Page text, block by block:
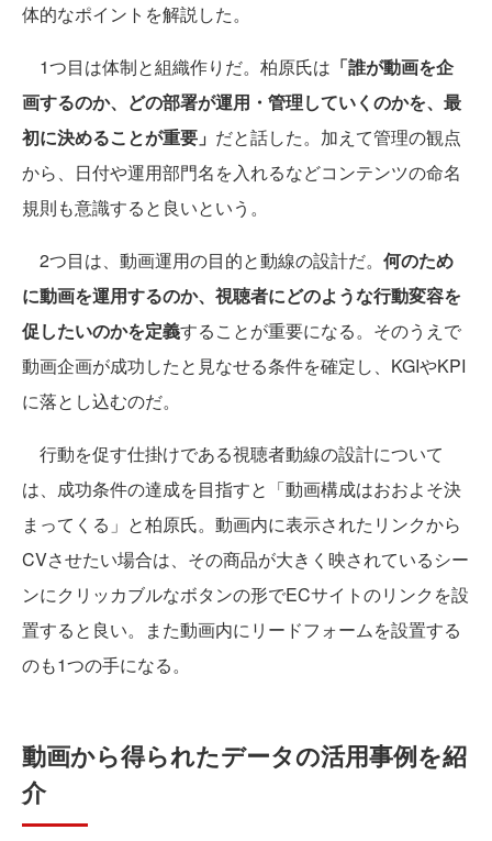
体的なポイントを解説した。
1つ目は体制と組織作りだ。柏原氏は 「誰が動画を企
画するのか、どの部署が運用・管理していくのかを、最
初に決めることが重要」 だと話した。加えて管理の観点
から、日付や運用部門名を入れるなどコンテンツの命名
規則も意識すると良いという。
2つ目は、動画運用の目的と動線の設計だ。 何のため
に動画を運用するのか、視聴者にどのような行動変容を
促したいのかを定義することが重要になる。そのうえで
動画企画が成功したと見なせる条件を確定し、KGIやKPI
に落とし込むのだ。
行動を促す仕掛けである視聴者動線の設計について
は、成功条件の達成を目指すと「動画構成はおおよそ決
まってくる」と柏原氏。動画内に表示されたリンクから
CVさせたい場合は、その商品が大きく映されているシー
ンにクリッカブルなボタンの形でECサイトのリンクを設
置すると良い。また動画内にリードフォームを設置する
のも1つの手になる。
動画から得られたデータの活用事例を紹
介